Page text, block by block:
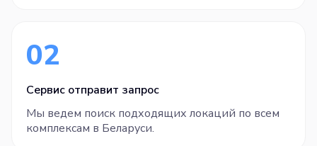
02
Сервис отправит запрос
Мы ведем поиск подходящих локаций по всем
комплексам в Беларуси.